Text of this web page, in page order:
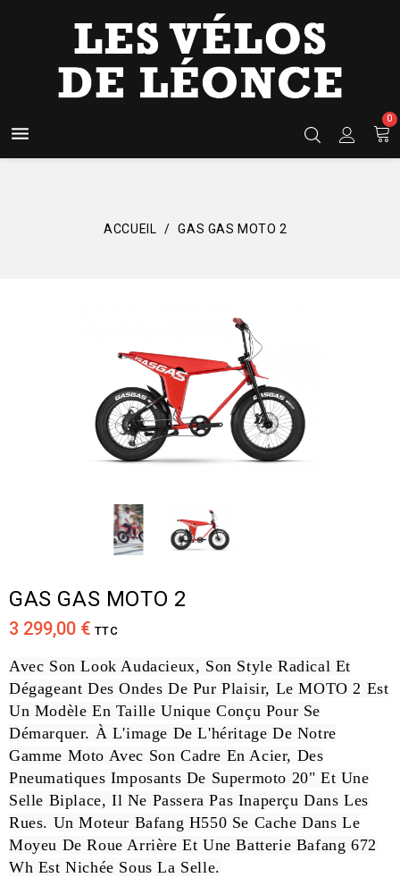

0
ACCUEIL GAS GAS MOTO 2
GAS GAS MOTO 2
3 299,00 € TTC
Avec Son Look Audacieux, Son Style Radical Et
Dégageant Des Ondes De Pur Plaisir, Le MOTO 2 Est
Un Modèle En Taille Unique Conçu Pour Se
Démarquer. À L'image De L'héritage De Notre
Gamme Moto Avec Son Cadre En Acier, Des
Pneumatiques Imposants De Supermoto 20" Et Une
Selle Biplace, Il Ne Passera Pas Inaperçu Dans Les
Rues. Un Moteur Bafang H550 Se Cache Dans Le
Moyeu De Roue Arrière Et Une Batterie Bafang 672
Wh Est Nichée Sous La Selle.